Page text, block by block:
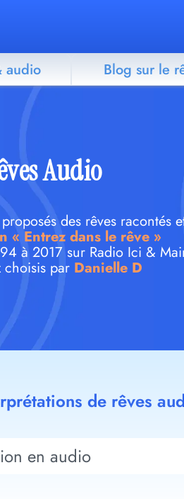
audio Blog sur le
Audio
des rêves racontés
« Entrez dans le rêve »
à 2017 sur Radio Ici &
choisis par Danielle D
de rêves